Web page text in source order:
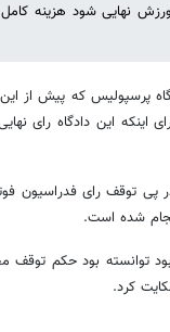
نهایی شود هزینه
پرسپولیس که پیش از این
اینکه این دادگاه رای
شده است.
توانسته بود حکم توقف
کرد.